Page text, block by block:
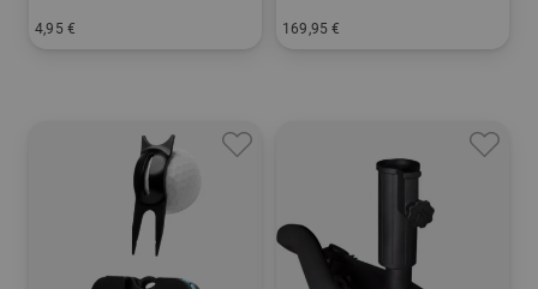
4,95 € 169,95 €